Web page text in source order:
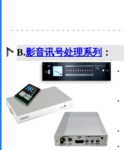
B.影音讯号处理系列 ：
．
．
．
．